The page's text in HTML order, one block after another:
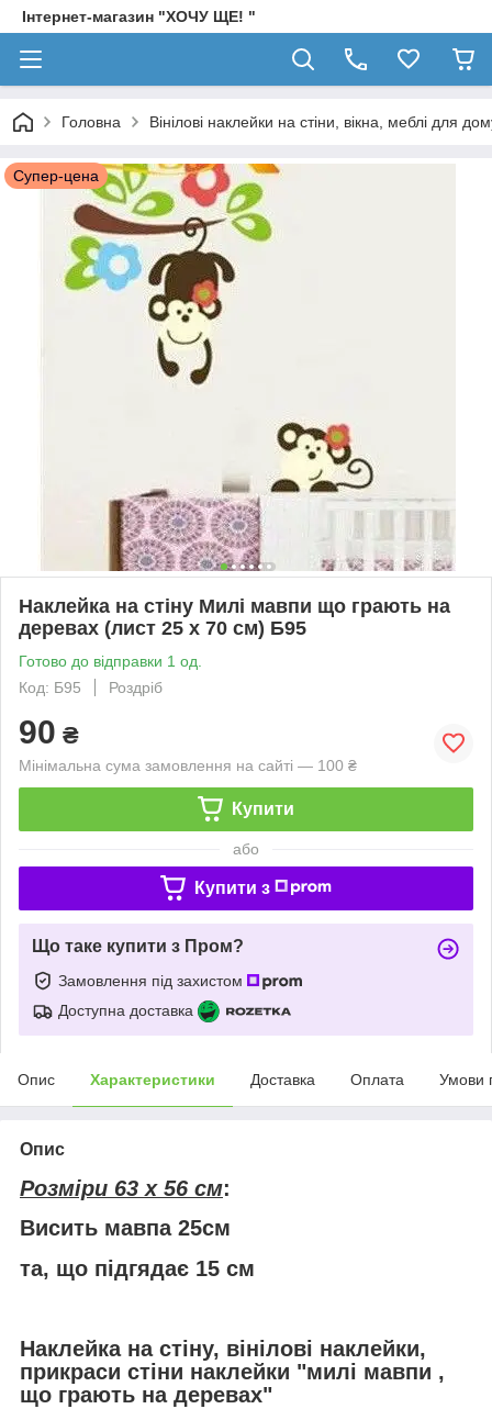
Інтернет-магазин "ХОЧУ ЩЕ! "
Головна Вінілові наклейки на стіни, вікна, меблі для
Супер-цена
Наклейка на стіну Милі мавпи що грають на
деревах (лист 25 х 70 см) Б95
Готово до відправки 1 од.
Код: Б95
Роздріб
90 ₴
Мінімальна сума замовлення на сайті — 100 ₴
Купити
або
Купити з
Що таке купити з Пром?
Замовлення під захистом
Доступна доставка
Опис Характеристики Доставка Оплата Умови
Опис
Розміри 63 х 56 см:
Висить мавпа 25см
та, що підгядає 15 см
Наклейка на стіну, вінілові наклейки,
прикраси стіни наклейки "милі мавпи ,
що грають на деревах"